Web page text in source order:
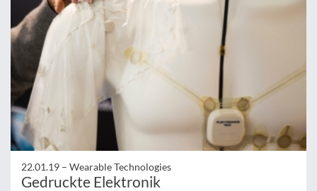
22.01.19 – Wearable Technologies
Gedruckte Elektronik